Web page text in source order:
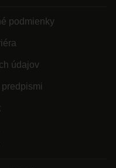
podmienky
údajov